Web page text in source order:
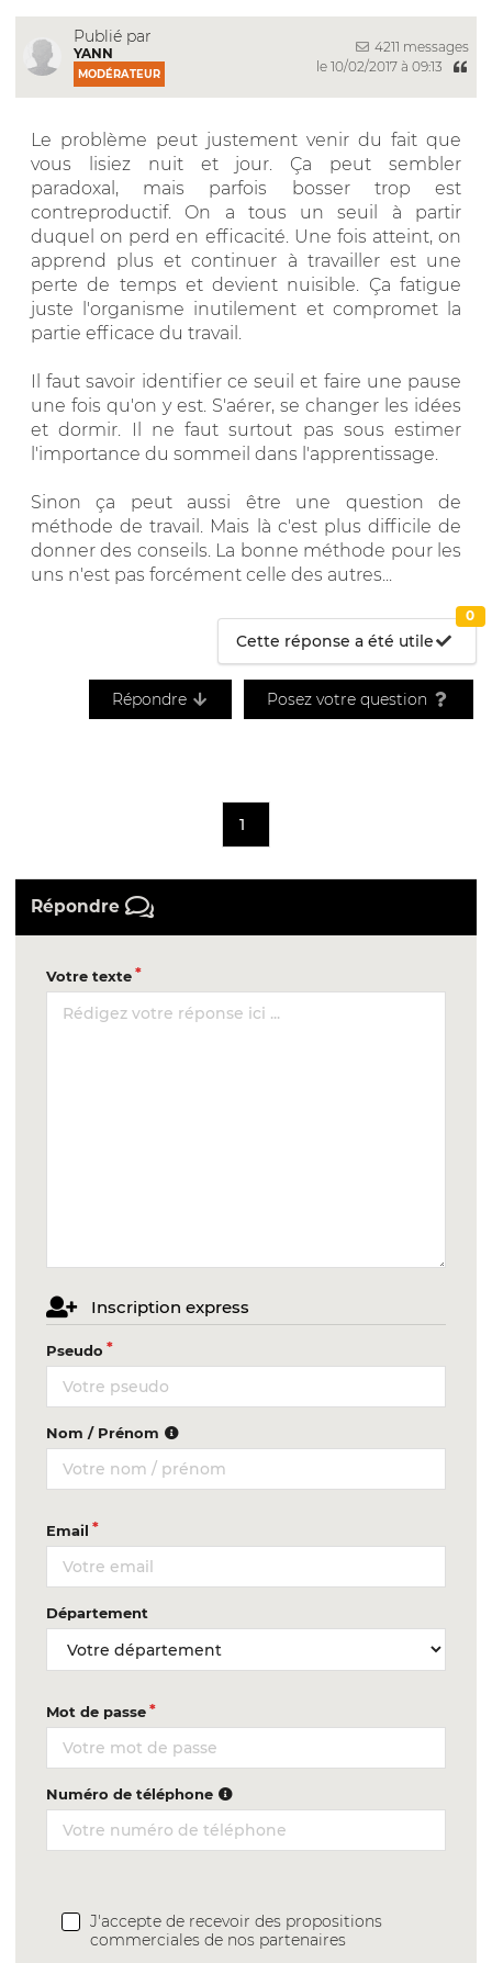
Publié par
YANN
MODÉRATEUR
4211 messages
le 10/02/2017 à 09:13
Le problème peut justement venir du fait que
vous lisiez nuit et jour. Ça peut sembler
paradoxal, mais parfois bosser trop est
contreproductif. On a tous un seuil à partir
duquel on perd en efficacité. Une fois atteint, on
apprend plus et continuer à travailler est une
perte de temps et devient nuisible. Ça fatigue
juste l'organisme inutilement et compromet la
partie efficace du travail.
Il faut savoir identifier ce seuil et faire une pause
une fois qu'on y est. S'aérer, se changer les idées
et dormir. Il ne faut surtout pas sous estimer
l'importance du sommeil dans l'apprentissage.
Sinon ça peut aussi être une question de
méthode de travail. Mais là c'est plus difficile de
donner des conseils. La bonne méthode pour les
uns n'est pas forcément celle des autres...
Cette réponse a été utile
0
Répondre Posez votre question
1
Répondre
Votre texte
Inscription express
Pseudo
Nom / Prénom
Email
Département
Mot de passe
Numéro de téléphone
J'accepte de recevoir des propositions
commerciales de nos partenaires